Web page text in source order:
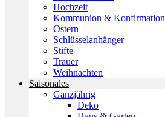
Hochzeit
Kommunion & Konfirmation
Ostern
Schlüsselanhänger
Stifte
Trauer
Weihnachten
Saisonales
Ganzjährig
Deko